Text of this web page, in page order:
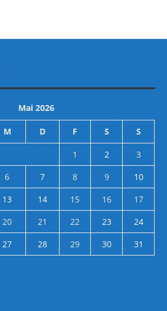
Mai 2026
M D F S S
1 2
3
6 7 8 9
10
13 14 15 16
17
20 21 22 23
24
27 28 29 30
31